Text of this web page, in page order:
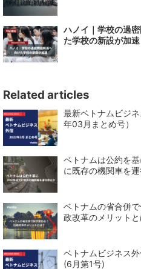
ハノイ｜学校の過
た学校の新設が加速
Related articles
最新ベトナムビジ
年03月まとめ号）
ベトナムは公約を
に既存の機関車を
ベトナムの省合併
政改革のメリットと
ベトナムビジネス
(6月第1号)